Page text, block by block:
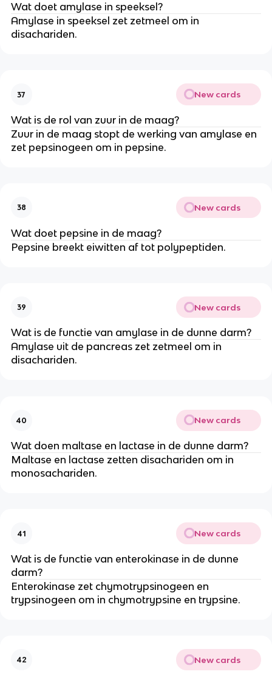
Wat doet amylase in speeksel?
Amylase in speeksel zet zetmeel om in
disachariden.
37 New cards
Wat is de rol van zuur in de maag?
Zuur in de maag stopt de werking van amylase en
zet pepsinogeen om in pepsine.
38 New cards
Wat doet pepsine in de maag?
Pepsine breekt eiwitten af tot polypeptiden.
39 New cards
Wat is de functie van amylase in de dunne darm?
Amylase uit de pancreas zet zetmeel om in
disachariden.
40 New cards
Wat doen maltase en lactase in de dunne darm?
Maltase en lactase zetten disachariden om in
monosachariden.
41 New cards
Wat is de functie van enterokinase in de dunne
darm?
Enterokinase zet chymotrypsinogeen en
trypsinogeen om in chymotrypsine en trypsine.
42 New cards